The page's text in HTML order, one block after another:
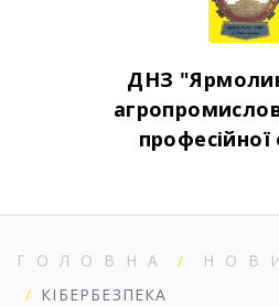
ДНЗ
професійної
ГОЛОВНА
КІБЕРБЕЗПЕКА